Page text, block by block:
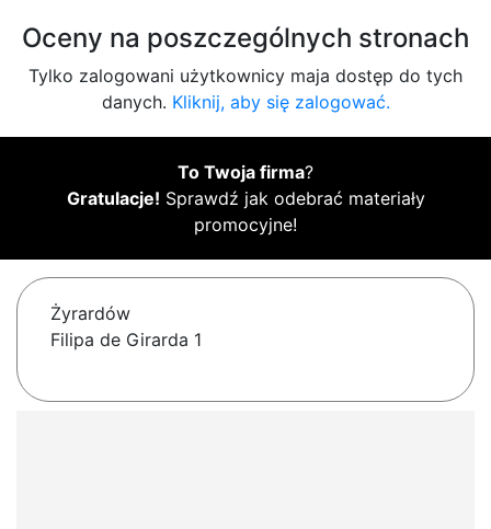
Oceny na poszczególnych stronach
Tylko zalogowani użytkownicy maja dostęp do tych
danych. Kliknij, aby się zalogować.
To Twoja firma?
Gratulacje! Sprawdź jak odebrać materiały
promocyjne!
Żyrardów
Filipa de Girarda 1